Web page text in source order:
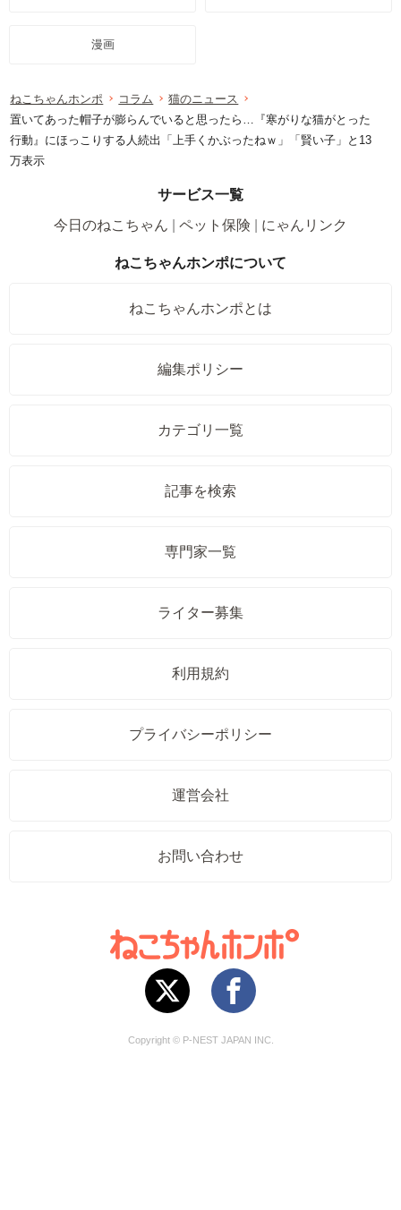
漫画
ねこちゃんホンポ コラム
猫のニュース
置いてあった帽子が膨らんでいると思ったら…『寒がりな猫がとった
行動』にほっこりする人続出「上手くかぶったねｗ」「賢い子」と13
万表示
サービス一覧
今日のねこちゃん
ペット保険 にゃんリンク
ねこちゃんホンポについて
ねこちゃんホンポとは
編集ポリシー
カテゴリ一覧
記事を検索
専門家一覧
ライター募集
利用規約
プライバシーポリシー
運営会社
お問い合わせ
Copyright © P-NEST JAPAN INC.